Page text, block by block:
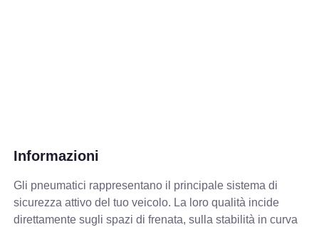
Informazioni
Gli pneumatici rappresentano il principale sistema di
sicurezza attivo del tuo veicolo. La loro qualità incide
direttamente sugli spazi di frenata, sulla stabilità in curva